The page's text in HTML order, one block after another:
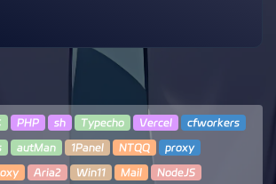
PHP sh Typecho Vercel
cfworkers
autMan 1Panel NTQQ
proxy
Aria2 Win11 Mail
NodeJS